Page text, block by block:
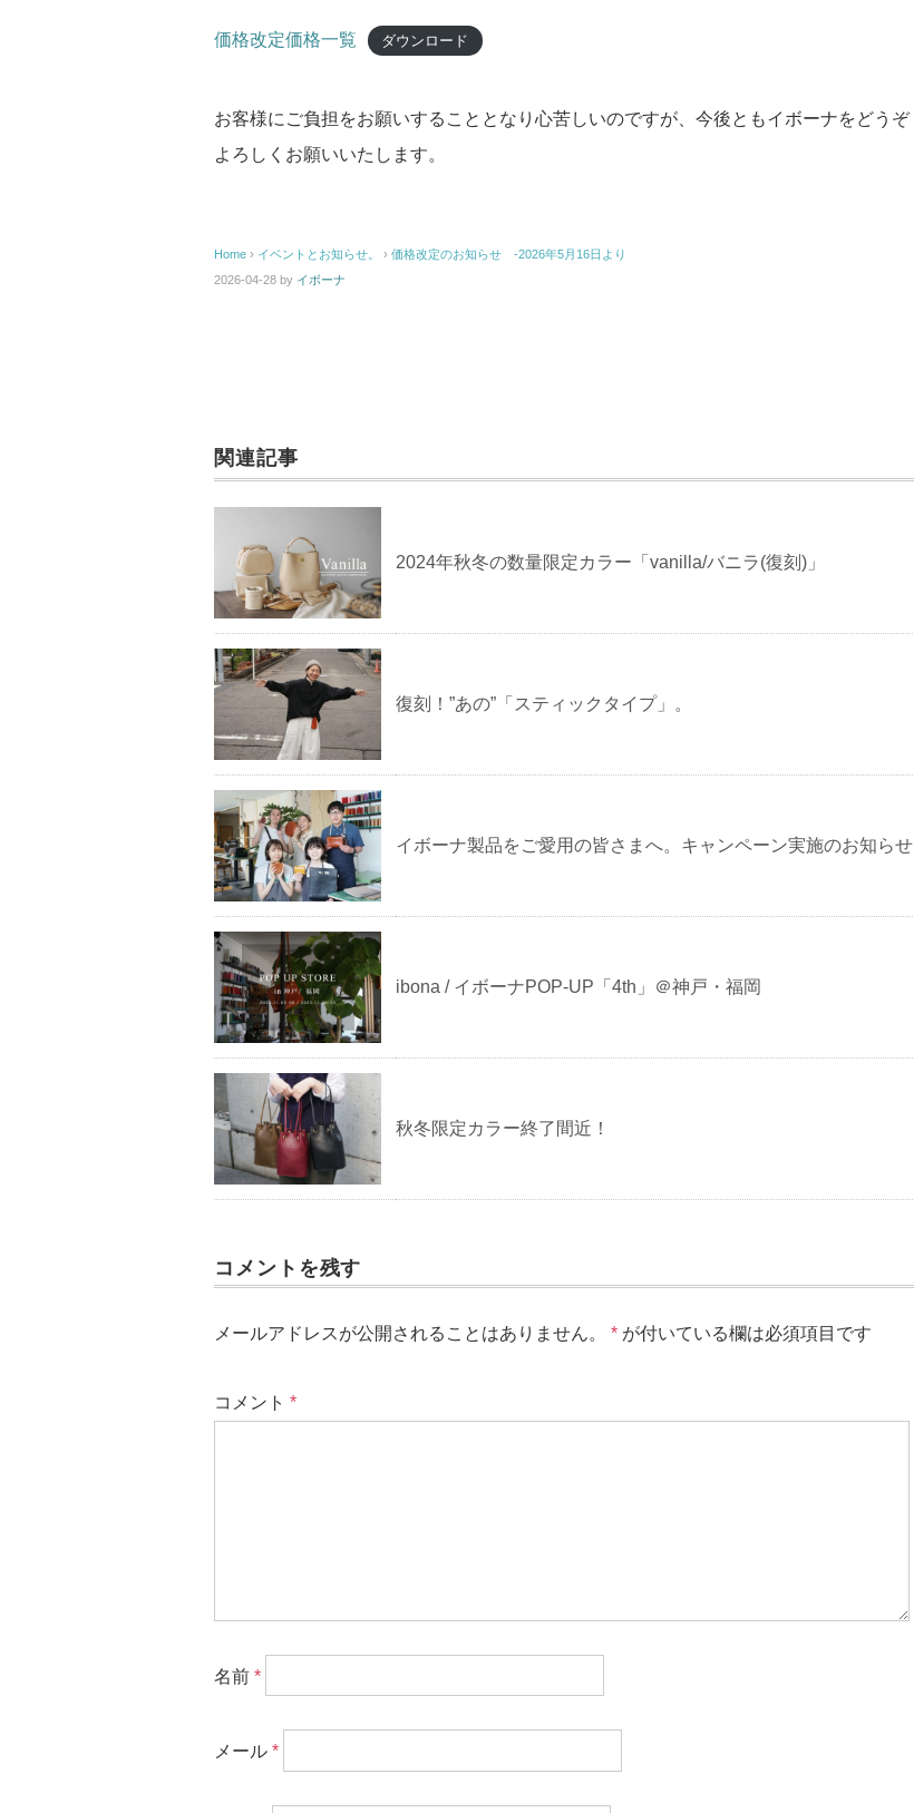
価格改定価格一覧 ダウンロード
お客様にご負担をお願いすることとなり心苦しいのですが、今後ともイボーナをどうぞ
よろしくお願いいたします。
Home › イベントとお知らせ。 › 価格改定のお知らせ -2026年5月16日より
2026-04-28 by イボーナ
関連記事
2024年秋冬の数量限定カラー「vanilla/バニラ(復刻)」
復刻！”あの”「スティックタイプ」。
イボーナ製品をご愛用の皆さまへ。キャンペーン実施のお知らせ
ibona / イボーナPOP-UP「4th」＠神戸・福岡
秋冬限定カラー終了間近！
コメントを残す
メールアドレスが公開されることはありません。 * が付いている欄は必須項目です
コメント *
名前 *
メール *